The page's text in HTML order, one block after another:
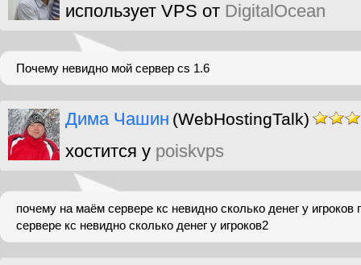
использует VPS от DigitalOcean
Почему невидно мой сервер cs 1.6
Дима Чашин (WebHostingTalk)
хостится у poiskvps
почему на маём сервере кс невидно сколько денег у
сервере кс невидно сколько денег у игроков2